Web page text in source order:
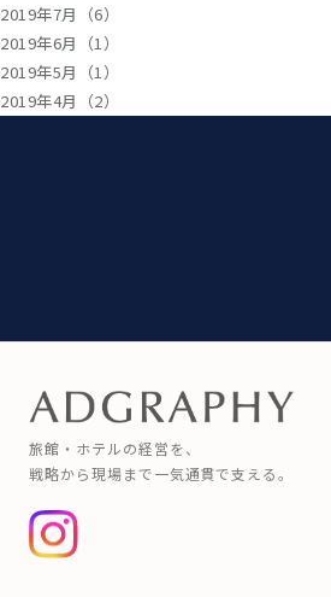
2019年7月（6）
2019年6月（1）
2019年5月（1）
2019年4月（2）
旅館・ホテルの経営を、
戦略から現場まで一気通貫で支える。